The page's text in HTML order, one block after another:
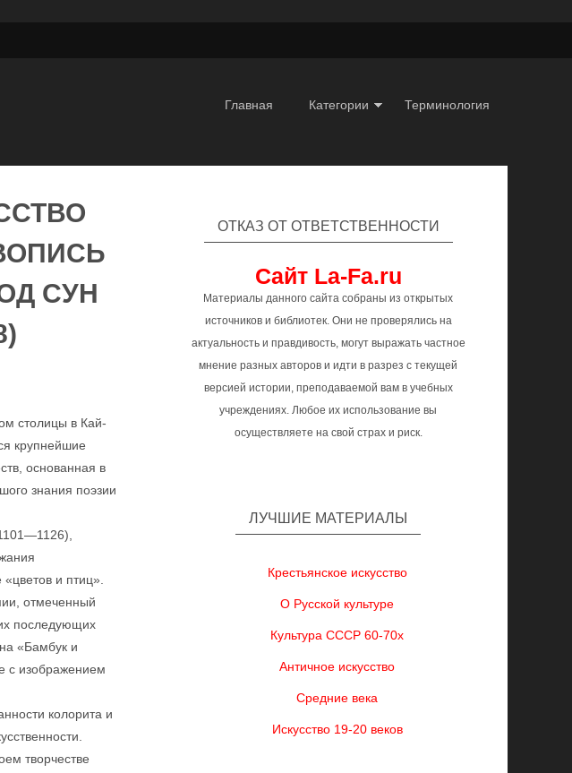
Главная Категории Терминология
СУН
столицы в Кай-
крупнейшие
основанная в
знания поэзии
и птиц».
отмеченный
последующих
«Бамбук и
с изображением
колорита и
творчестве
ОТКАЗ ОТ ОТВЕТСТВЕННОСТИ
Сайт La-Fa.ru
Материалы данного сайта собраны из открытых
источников и библиотек. Они не проверялись на
актуальность и правдивость, могут выражать частное
мнение разных авторов и идти в разрез с текущей
версией истории, преподаваемой вам в учебных
учреждениях. Любое их использование вы
осуществляете на свой страх и риск.
ЛУЧШИЕ МАТЕРИАЛЫ
Крестьянское искусство
О Русской культуре
Культура СССР 60-70х
Античное искусство
Средние века
Искусство 19-20 веков